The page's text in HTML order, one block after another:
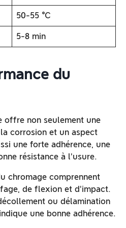
50-55 ℃
5-8 min
du
offre non seulement une
corrosion et un aspect
une forte adhérence, une
résistance à l'usure.
chromage comprennent
de flexion et d'impact.
ou délamination
une bonne adhérence.